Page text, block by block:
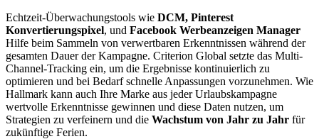
Echtzeit-Überwachungstools wie DCM, Pinterest
Konvertierungspixel, und Facebook Werbeanzeigen Manager
Hilfe beim Sammeln von verwertbaren Erkenntnissen während der
gesamten Dauer der Kampagne. Criterion Global setzte das Multi-
Channel-Tracking ein, um die Ergebnisse kontinuierlich zu
optimieren und bei Bedarf schnelle Anpassungen vorzunehmen. Wie
Hallmark kann auch Ihre Marke aus jeder Urlaubskampagne
wertvolle Erkenntnisse gewinnen und diese Daten nutzen, um
Strategien zu verfeinern und die Wachstum von Jahr zu Jahr für
zukünftige Ferien.